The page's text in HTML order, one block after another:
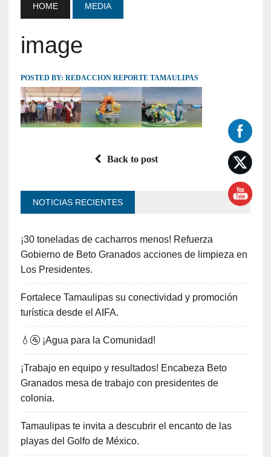
HOME MEDIA
image
POSTED BY: REDACCION REPORTE TAMAULIPAS
Back to post
NOTICIAS RECIENTES
¡30 toneladas de cacharros menos! Refuerza
Gobierno de Beto Granados acciones de limpieza en
Los Presidentes.
Fortalece Tamaulipas su conectividad y promoción
turística desde el AIFA.
💧🚰 ¡Agua para la Comunidad!
¡Trabajo en equipo y resultados! Encabeza Beto
Granados mesa de trabajo con presidentes de
colonia.
Tamaulipas te invita a descubrir el encanto de las
playas del Golfo de México.